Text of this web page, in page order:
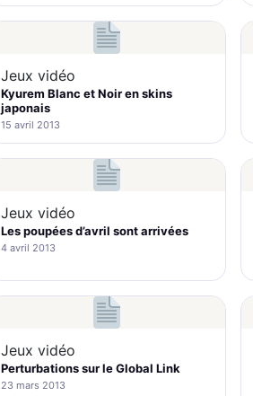
Jeux vidéo
Kyurem Blanc et Noir en skins
japonais
15 avril 2013
Jeux vidéo
Les poupées d’avril sont arrivées
4 avril 2013
Jeux vidéo
Perturbations sur le Global Link
23 mars 2013